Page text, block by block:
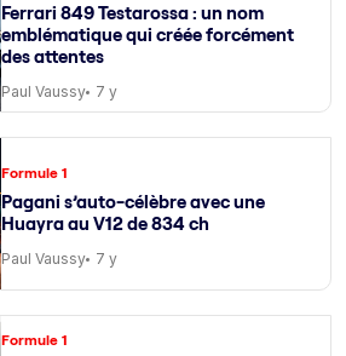
Ferrari 849 Testarossa : un nom
emblématique qui créée forcément
des attentes
Paul Vaussy 7 y
Formule 1
Pagani s’auto-célèbre avec une
Huayra au V12 de 834 ch
Paul Vaussy 7 y
Formule 1